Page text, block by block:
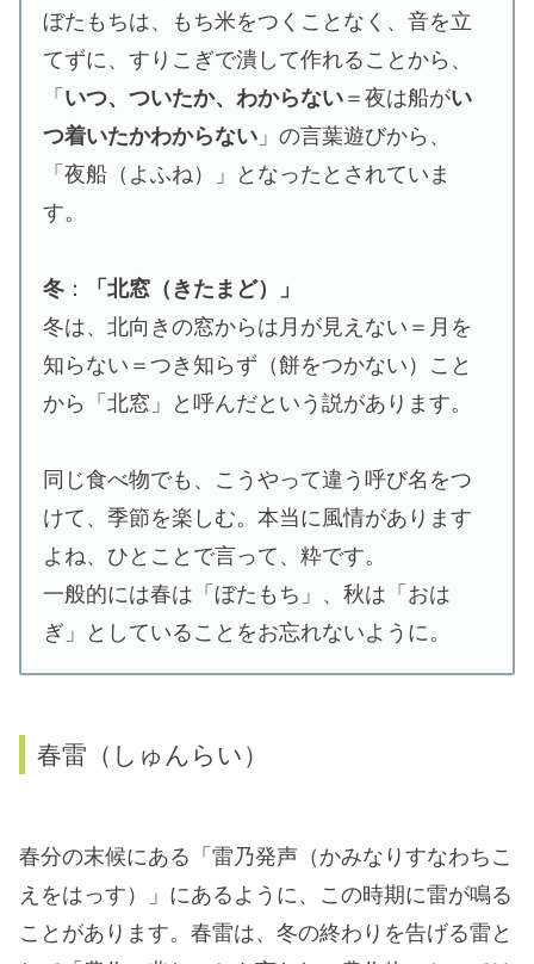
ぼたもちは、もち米をつくことなく、音を立
てずに、すりこぎで潰して作れることから、
「 いつ、ついたか、わからない ＝夜は船がい
つ着いたかわからない 」の言葉遊びから、
「夜船（よふね）」となったとされていま
す。
冬 ：
「北窓（きたまど）」
冬は、北向きの窓からは月が見えない＝月を
知らない＝つき知らず（餅をつかない）こと
から「北窓」と呼んだという説があります。
同じ食べ物でも、こうやって違う呼び名をつ
けて、季節を楽しむ。本当に風情があります
よね、ひとことで言って、粋です。
一般的には春は「ぼたもち」、秋は「おは
ぎ」としていることをお忘れないように。
春雷（しゅんらい）
春分の末候にある「雷乃発声（かみなりすなわちこ
えをはっす）」にあるように、この時期に雷が鳴る
ことがあります。春雷は、冬の終わりを告げる雷と